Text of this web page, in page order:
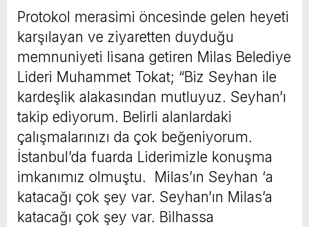
Protokol merasimi öncesinde gelen heyeti
karşılayan ve ziyaretten duyduğu
memnuniyeti lisana getiren Milas Belediye
Lideri Muhammet Tokat; “Biz Seyhan ile
kardeşlik alakasından mutluyuz. Seyhan’ı
takip ediyorum. Belirli alanlardaki
çalışmalarınızı da çok beğeniyorum.
İstanbul’da fuarda Liderimizle konuşma
imkanımız olmuştu. Milas’ın Seyhan ‘a
katacağı çok şey var. Seyhan’ın Milas’a
katacağı çok şey var. Bilhassa